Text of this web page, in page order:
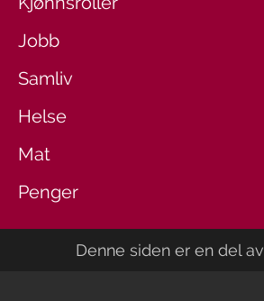
Jobb
Samliv
Helse
Mat
Penger
Denne siden er en del av